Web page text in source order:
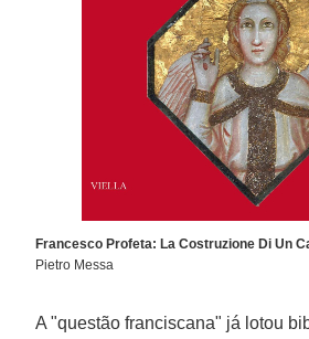
Francesco Profeta: La Costruzione Di Un
Pietro Messa
A "questão franciscana" já lotou